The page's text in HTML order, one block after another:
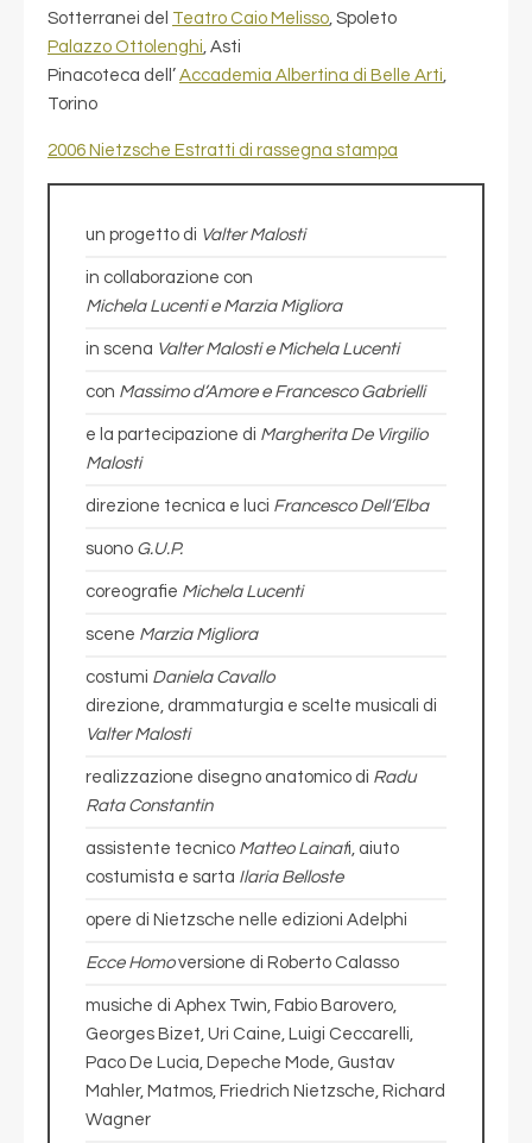
Sotterranei del Teatro Caio Melisso , Spoleto
Palazzo Ottolenghi , Asti
Pinacoteca dell’ Accademia Albertina di Belle Arti
Torino
2006 Nietzsche Estratti di rassegna stampa
un progetto di Valter Malosti
in collaborazione con
Michela Lucenti e Marzia Migliora
in scena Valter Malosti e Michela Lucenti
con Massimo d’Amore e Francesco Gabrielli
e la partecipazione di Margherita De Virgilio
Malosti
direzione tecnica e luci Francesco Dell’Elba
suono G.U.P.
coreografie Michela Lucenti
scene Marzia Migliora
costumi Daniela Cavallo
direzione, drammaturgia e scelte musicali di
Valter Malosti
realizzazione disegno anatomico di Radu
Rata Constantin
assistente tecnico Matteo Lainati, aiuto
costumista e sarta Ilaria Belloste
opere di Nietzsche nelle edizioni Adelphi
Ecce Homoversione di Roberto Calasso
musiche di Aphex Twin, Fabio Barovero,
Georges Bizet, Uri Caine, Luigi Ceccarelli,
Paco De Lucia, Depeche Mode, Gustav
Mahler, Matmos, Friedrich Nietzsche, Richard
Wagner